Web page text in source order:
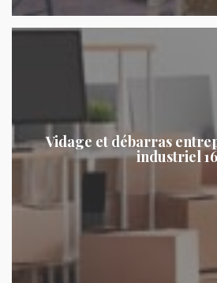
Vidage et débarras
industriel 16